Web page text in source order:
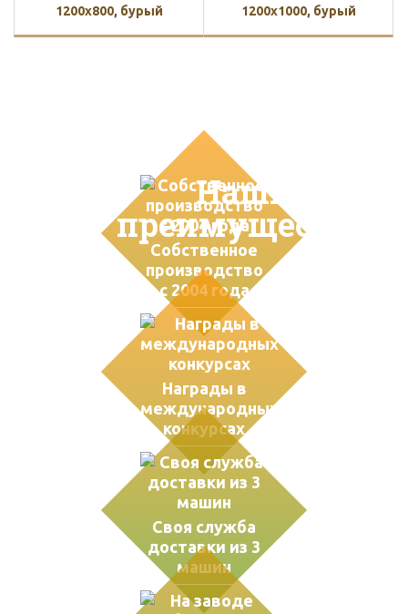
1200х800, бурый
1200х1000, бурый
Наши
преимущества
Собственное
производство
с 2004 года
Награды в
международных
конкурсах
Своя служба
доставки из 3
машин